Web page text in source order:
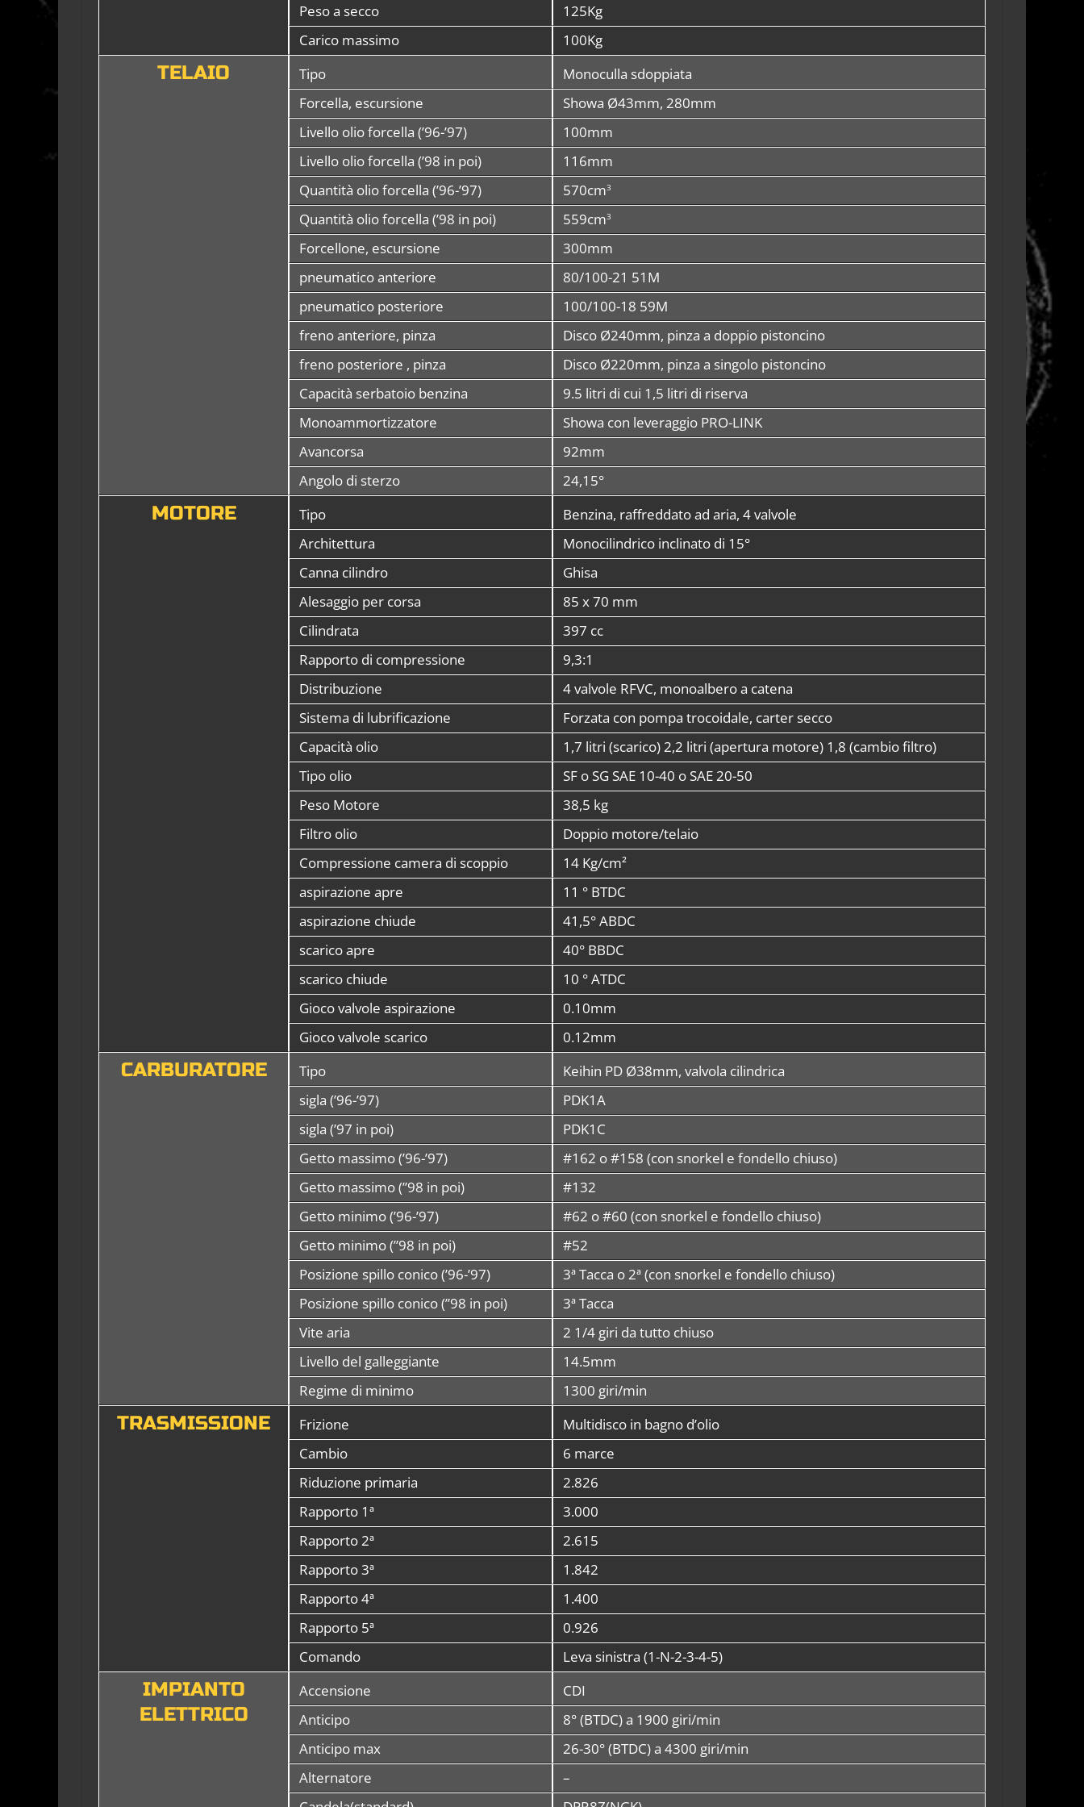
Peso a secco
125Kg
Carico massimo
100Kg
TELAIO Tipo
Monoculla sdoppiata
Forcella, escursione
Showa Ø43mm, 280mm
Livello olio forcella (’96-’97)
100mm
Livello olio forcella (’98 in poi)
116mm
Quantità olio forcella (’96-’97)
570cm3
Quantità olio forcella (’98 in poi) 559cm3
Forcellone, escursione
300mm
pneumatico anteriore
80/100-21 51M
pneumatico posteriore
100/100-18 59M
freno anteriore, pinza
Disco Ø240mm, pinza a doppio pistoncino
freno posteriore , pinza
Disco Ø220mm, pinza a singolo pistoncino
Capacità serbatoio benzina
9.5 litri di cui 1,5 litri di riserva
Monoammortizzatore
Showa con leveraggio PRO-LINK
Avancorsa
92mm
Angolo di sterzo
24,15°
MOTORE Tipo
Benzina, raffreddato ad aria, 4 valvole
Architettura
Monocilindrico inclinato di 15°
Canna cilindro
Ghisa
Alesaggio per corsa
85 x 70 mm
Cilindrata
397 cc
Rapporto di compressione
9,3:1
Distribuzione
4 valvole RFVC, monoalbero a catena
Sistema di lubrificazione
Forzata con pompa trocoidale, carter secco
Capacità olio
1,7 litri (scarico) 2,2 litri (apertura motore) 1,8 (cambio filtro)
Tipo olio
SF o SG SAE 10-40 o SAE 20-50
Peso Motore
38,5 kg
Filtro olio
Doppio motore/telaio
Compressione camera di scoppio
14 Kg/cm²
aspirazione apre
11 ° BTDC
aspirazione chiude
41,5° ABDC
scarico apre
40° BBDC
scarico chiude
10 ° ATDC
Gioco valvole aspirazione
0.10mm
Gioco valvole scarico
0.12mm
CARBURATORE Tipo
Keihin PD Ø38mm, valvola cilindrica
sigla (’96-’97)
PDK1A
sigla (’97 in poi)
PDK1C
Getto massimo (’96-’97)
#162 o #158 (con snorkel e fondello chiuso)
Getto massimo (”98 in poi)
#132
Getto minimo (’96-’97)
#62 o #60 (con snorkel e fondello chiuso)
Getto minimo (”98 in poi)
#52
Posizione spillo conico (’96-’97)
3ª Tacca o 2ª (con snorkel e fondello chiuso)
Posizione spillo conico (”98 in poi)
3ª Tacca
Vite aria
2 1/4 giri da tutto chiuso
Livello del galleggiante
14.5mm
Regime di minimo
1300 giri/min
TRASMISSIONE Frizione
Multidisco in bagno d’olio
Cambio
6 marce
Riduzione primaria
2.826
Rapporto 1ª
3.000
Rapporto 2ª
2.615
Rapporto 3ª
1.842
Rapporto 4ª
1.400
Rapporto 5ª
0.926
Comando
Leva sinistra (1-N-2-3-4-5)
IMPIANTO
ELETTRICO
Accensione
CDI
Anticipo
8° (BTDC) a 1900 giri/min
Anticipo max
26-30° (BTDC) a 4300 giri/min
Alternatore
–